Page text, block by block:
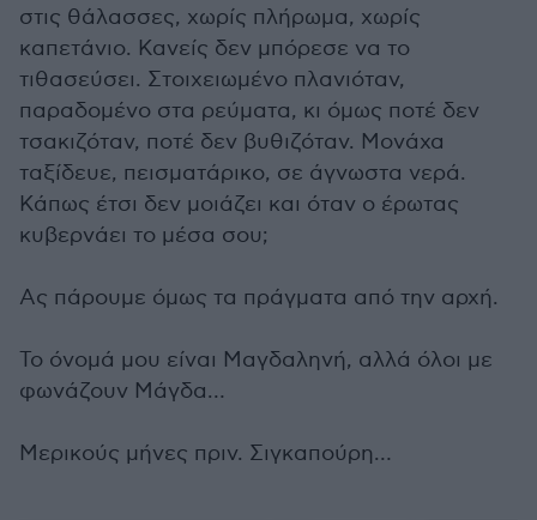
στις θάλασσες, χωρίς πλήρωμα, χωρίς
καπετάνιο. Κανείς δεν μπόρεσε να το
τιθασεύσει. Στοιχειωμένο πλανιόταν,
παραδομένο στα ρεύματα, κι όμως ποτέ δεν
τσακιζόταν, ποτέ δεν βυθιζόταν. Μονάχα
ταξίδευε, πεισματάρικο, σε άγνωστα νερά.
Κάπως έτσι δεν μοιάζει και όταν ο έρωτας
κυβερνάει το μέσα σου;
Ας πάρουμε όμως τα πράγματα από την αρχή.
Το όνομά μου είναι Μαγδαληνή, αλλά όλοι με
φωνάζουν Μάγδα…
Μερικούς μήνες πριν. Σιγκαπούρη…